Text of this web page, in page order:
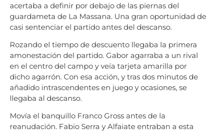
acertaba a definir por debajo de las piernas del
guardameta de La Massana. Una gran oportunidad de
casi sentenciar el partido antes del descanso.
Rozando el tiempo de descuento llegaba la primera
amonestación del partido. Gabor agarraba a un rival
en el centro del campo y veía tarjeta amarilla por
dicho agarrón. Con esa acción, y tras dos minutos de
añadido intrascendentes en juego y ocasiones, se
llegaba al descanso.
Movía el banquillo Franco Gross antes de la
reanudación. Fabio Serra y Alfaiate entraban a esta